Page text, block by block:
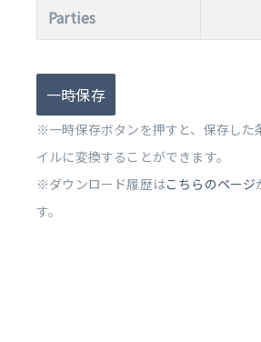
Parties
一時保存
※一時保存ボタンを押すと、保存した
イルに変換することができます。
※ダウンロード履歴はこちらのページ
す。